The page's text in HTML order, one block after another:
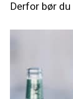
Derfor bør